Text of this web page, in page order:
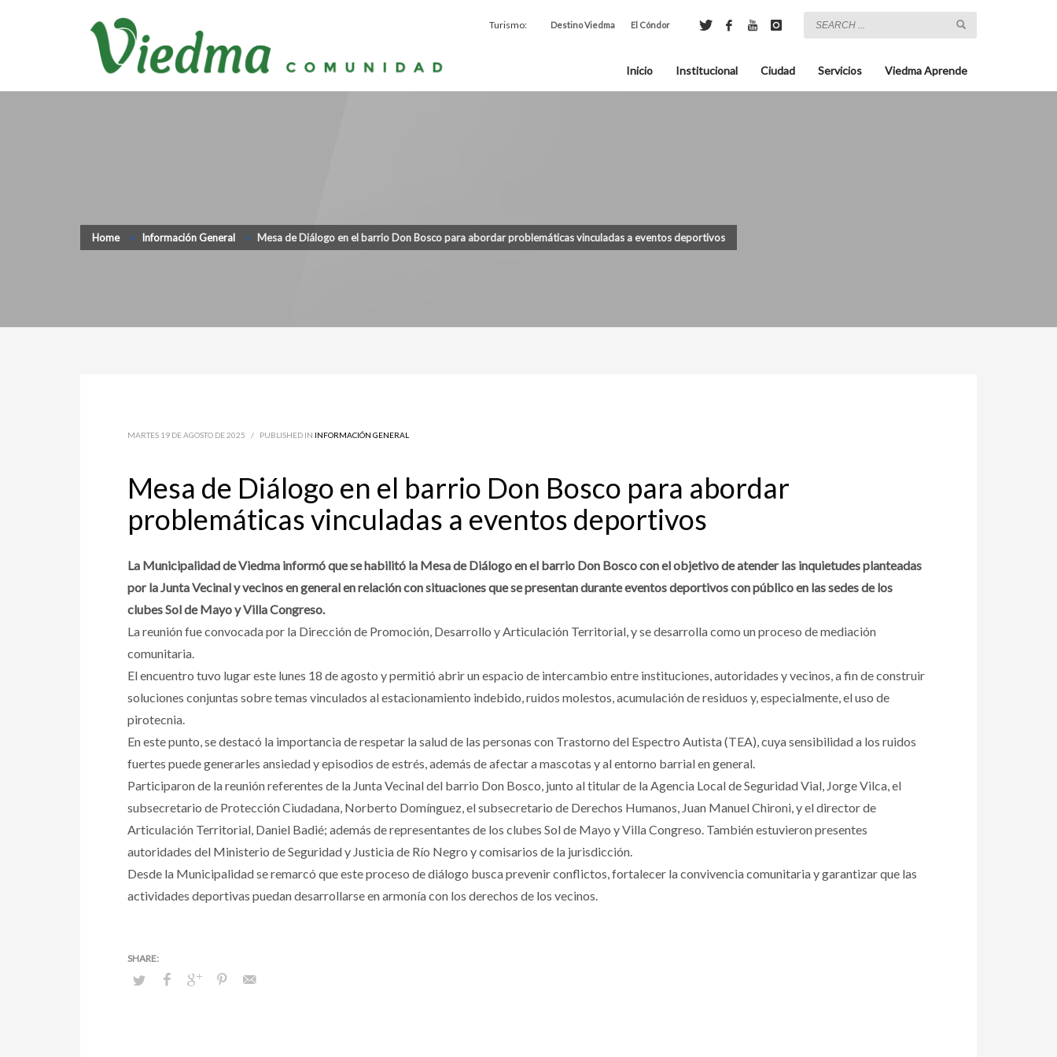
Turismo: Destino Viedma El Cóndor
Inicio Institucional Ciudad Servicios Viedma Aprende
Home Información General Mesa de Diálogo en el barrio Don Bosco para abordar problemáticas vinculadas a eventos deportivos
MARTES 19 DE AGOSTO DE 2025 / PUBLISHED IN INFORMACIÓN GENERAL
Mesa de Diálogo en el barrio Don Bosco para abordar
problemáticas vinculadas a eventos deportivos
La Municipalidad de Viedma informó que se habilitó la Mesa de Diálogo en el barrio Don Bosco con el objetivo de atender las inquietudes planteadas
por la Junta Vecinal y vecinos en general en relación con situaciones que se presentan durante eventos deportivos con público en las sedes de los
clubes Sol de Mayo y Villa Congreso.
La reunión fue convocada por la Dirección de Promoción, Desarrollo y Articulación Territorial, y se desarrolla como un proceso de mediación
comunitaria.
El encuentro tuvo lugar este lunes 18 de agosto y permitió abrir un espacio de intercambio entre instituciones, autoridades y vecinos, a fin de construir
soluciones conjuntas sobre temas vinculados al estacionamiento indebido, ruidos molestos, acumulación de residuos y, especialmente, el uso de
pirotecnia.
En este punto, se destacó la importancia de respetar la salud de las personas con Trastorno del Espectro Autista (TEA), cuya sensibilidad a los ruidos
fuertes puede generarles ansiedad y episodios de estrés, además de afectar a mascotas y al entorno barrial en general.
Participaron de la reunión referentes de la Junta Vecinal del barrio Don Bosco, junto al titular de la Agencia Local de Seguridad Vial, Jorge Vilca, el
subsecretario de Protección Ciudadana, Norberto Domínguez, el subsecretario de Derechos Humanos, Juan Manuel Chironi, y el director de
Articulación Territorial, Daniel Badié; además de representantes de los clubes Sol de Mayo y Villa Congreso. También estuvieron presentes
autoridades del Ministerio de Seguridad y Justicia de Río Negro y comisarios de la jurisdicción.
Desde la Municipalidad se remarcó que este proceso de diálogo busca prevenir conflictos, fortalecer la convivencia comunitaria y garantizar que las
actividades deportivas puedan desarrollarse en armonía con los derechos de los vecinos.